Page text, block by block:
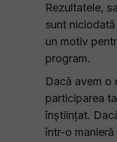
Rezultatele,
sunt
un motiv
program.
Dacă avem o
participarea
înștiințat.
într-o